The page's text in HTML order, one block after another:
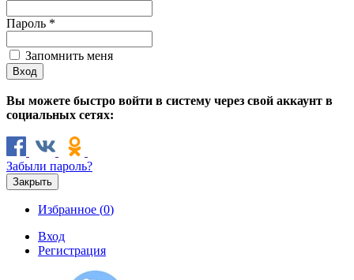
Пароль *
Запомнить меня
Вы можете быстро войти в систему через свой аккаунт в
социальных сетях:
Забыли пароль?
Закрыть
Избранное (0)
Вход
Регистрация